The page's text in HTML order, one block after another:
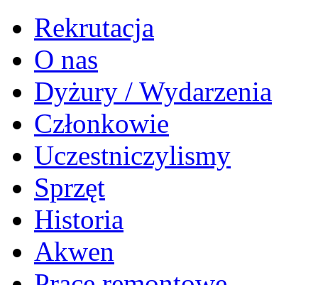
Rekrutacja
O nas
Dyżury / Wydarzenia
Członkowie
Uczestniczylismy
Sprzęt
Historia
Akwen